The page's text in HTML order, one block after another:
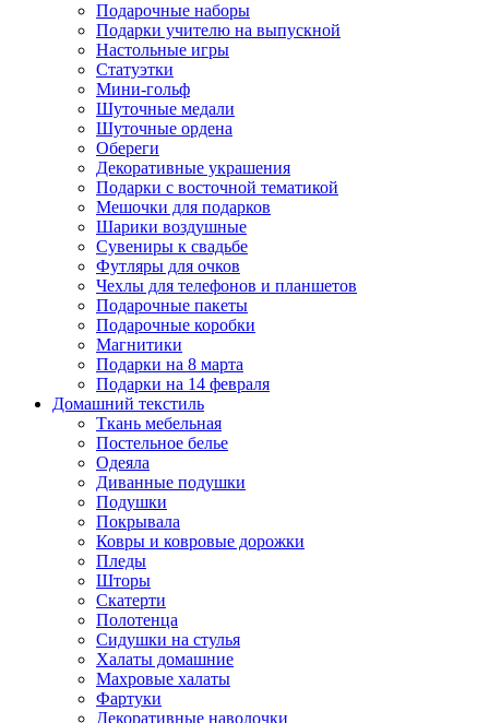
Подарочные наборы
Подарки учителю на выпускной
Настольные игры
Статуэтки
Мини-гольф
Шуточные медали
Шуточные ордена
Обереги
Декоративные украшения
Подарки с восточной тематикой
Мешочки для подарков
Шарики воздушные
Сувениры к свадьбе
Футляры для очков
Чехлы для телефонов и планшетов
Подарочные пакеты
Подарочные коробки
Магнитики
Подарки на 8 марта
Подарки на 14 февраля
Домашний текстиль
Ткань мебельная
Постельное белье
Одеяла
Диванные подушки
Подушки
Покрывала
Ковры и ковровые дорожки
Пледы
Шторы
Скатерти
Полотенца
Сидушки на стулья
Халаты домашние
Махровые халаты
Фартуки
Декоративные наволочки